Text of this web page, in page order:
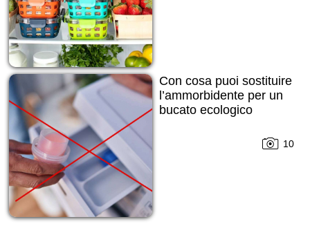
Con cosa puoi sostituire
l’ammorbidente per un
bucato ecologico
10